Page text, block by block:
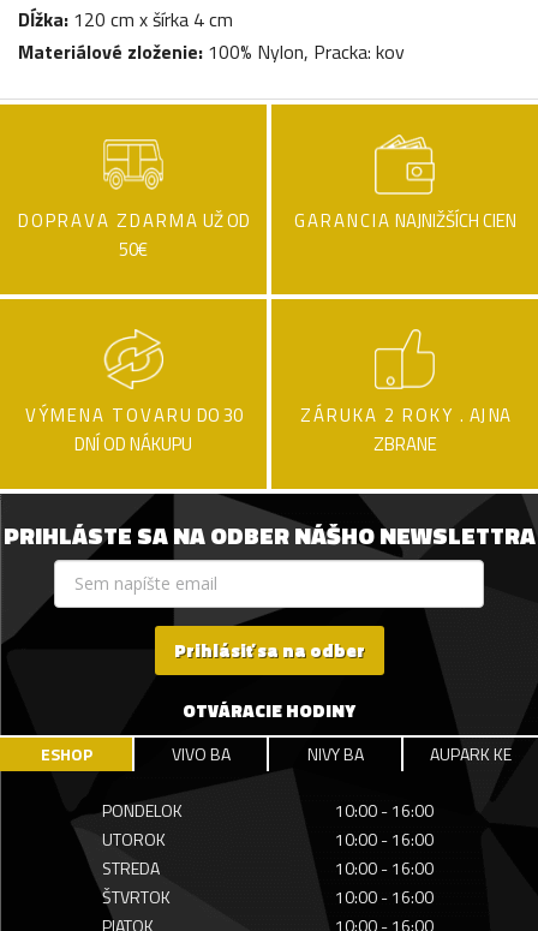
Dĺžka: 120 cm x šírka 4 cm
Materiálové zloženie: 100% Nylon, Pracka: kov
DOPRAVA ZDARMA UŽ OD
50€
GARANCIA NAJNIŽŠÍCH CIEN
VÝMENA TOVARU DO 30
DNÍ OD NÁKUPU
ZÁRUKA 2 ROKY . AJ NA
ZBRANE
PRIHLÁSTE SA NA ODBER NÁŠHO NEWSLETTRA
Prihlásiť sa na odber
OTVÁRACIE HODINY
ESHOP VIVO BA NIVY BA AUPARK KE
PONDELOK
10:00 - 16:00
UTOROK
10:00 - 16:00
STREDA
10:00 - 16:00
ŠTVRTOK
10:00 - 16:00
PIATOK
10:00 - 16:00